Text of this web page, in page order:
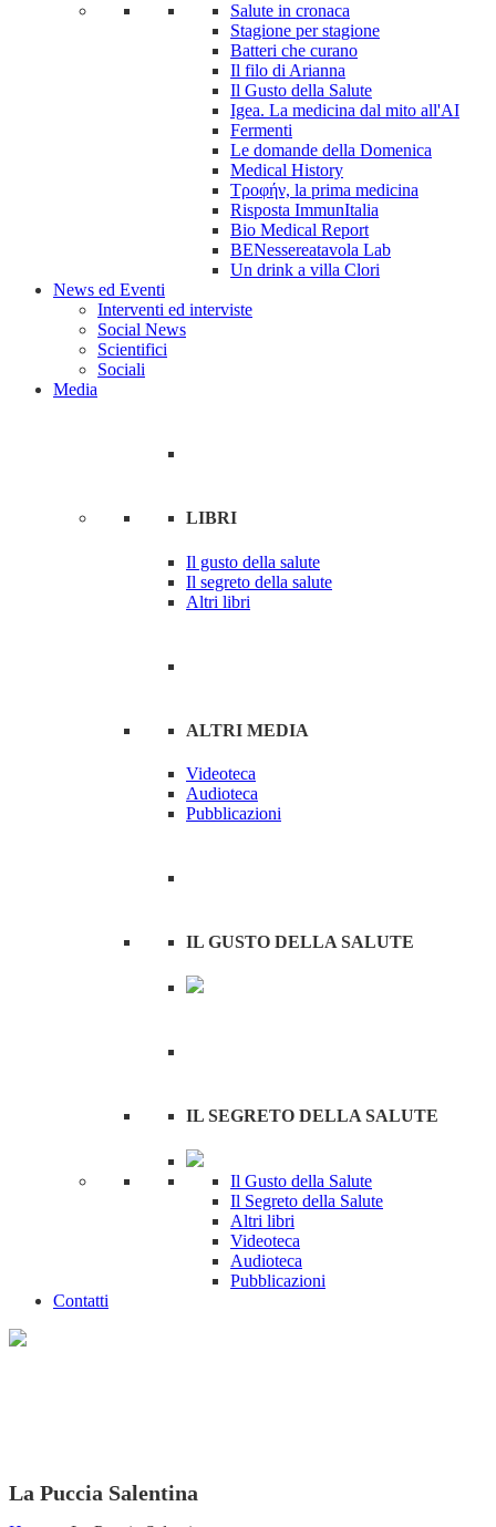
Salute in cronaca
Stagione per stagione
Batteri che curano
Il filo di Arianna
Il Gusto della Salute
Igea. La medicina dal mito all'AI
Fermenti
Le domande della Domenica
Medical History
Tροφήν, la prima medicina
Risposta ImmunItalia
Bio Medical Report
BENessereatavola Lab
Un drink a villa Clori
News ed Eventi
Interventi ed interviste
Social News
Scientifici
Sociali
Media
LIBRI
Il gusto della salute
Il segreto della salute
Altri libri
ALTRI MEDIA
Videoteca
Audioteca
Pubblicazioni
IL GUSTO DELLA SALUTE
IL SEGRETO DELLA SALUTE
Il Gusto della Salute
Il Segreto della Salute
Altri libri
Videoteca
Audioteca
Pubblicazioni
Contatti
La Puccia Salentina